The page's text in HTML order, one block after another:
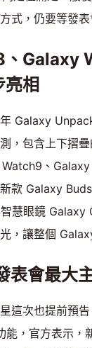
式，仍要等發
Galaxy
相
Galaxy
，包含上下摺
、
款 Galaxy
慧眼鏡 Galaxy
，讓整個
表會最大
這次也提前預
能，官方表示，